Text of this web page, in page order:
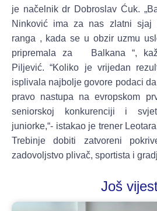
je načelnik dr Dobroslav Ćuk.
Ninković ima za nas zlatni sjaj
ranga , kada se u obzir uzmu
pripremala za Balkana “,
Piljević. “Koliko je vrijedan
isplivala najbolje govore podaci
pravo nastupa na evropskom
seniorskoj konkurenciji i
juniorke,“- istakao je trener
Trebinje dobiti zatvoreni
zadovoljstvo plivač, sportista i
Još